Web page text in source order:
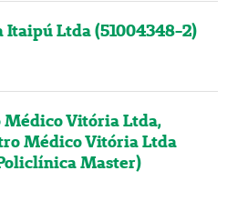
Ltda (51004348-2)
Médico Vitória Ltda,
Médico Vitória Ltda
Master)